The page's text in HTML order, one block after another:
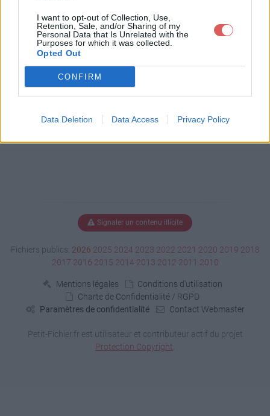
I want to opt-out of Collection, Use,
Retention, Sale, and/or Sharing of my
Personal Data that Is Unrelated with the
Purposes for which it was collected.
Opted Out
CONFIRM
Data Deletion Data Access Privacy Policy
Télécharger 60 detective Beauvai
s oise 60 Amiens Somme 80.pdf
Télécharger le fichier (117 Ko)
Signaler un contenu illicite
Fichiers publics: 2026 2025 2024 2023 2022 2021 2020 2019 2018
2017 2016 2015 2014 2013 2012 2011 2010
Mentions légales
Conditions d'utilisation
Charte de Confidentialité / RGPD
Paramètres de confidentialité
Contact Webmaster
Petit-Fichier.fr est utilisateur et contributeur actif du projet
Protection Copyright